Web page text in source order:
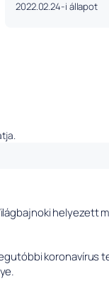
2022.02.24-i állapot
helyezett